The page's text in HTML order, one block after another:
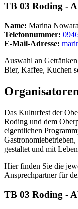
TB 03 Roding -
Name: Marina
Telefonnummer:
E-Mail-Adresse:
Auswahl an
Bier, Kaffee, Kuchen
Das Kulturfest der
Roding und dem
eigentlichen
gestaltet und mit
Hier finden Sie die
Ansprechpartner für
TB 03 Roding -